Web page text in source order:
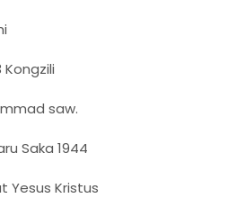
Kongzili
saw.
Saka 1944
Yesus Kristus